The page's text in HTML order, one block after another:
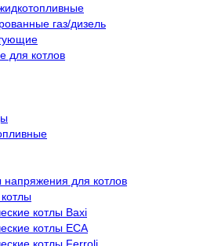
газ/дизель
для котлов
напряжения для котлов
котлы Baxi
котлы ECA
котлы Ferroli